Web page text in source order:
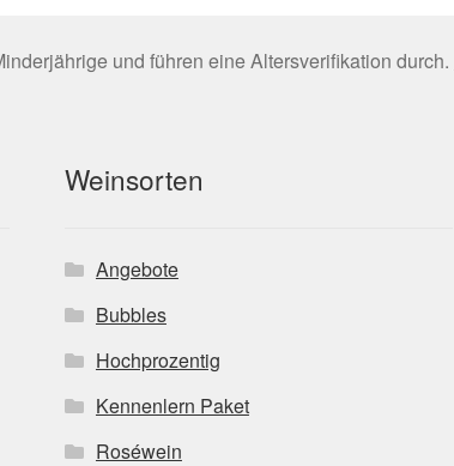
und führen eine Altersverifikation durch.
Weinsorten
Angebote
Bubbles
Hochprozentig
Kennenlern Paket
Roséwein